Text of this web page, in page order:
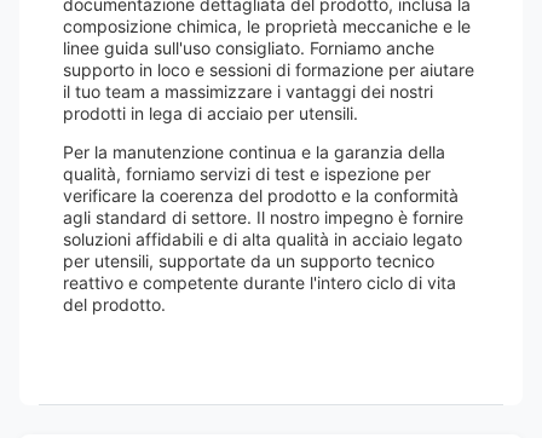
documentazione dettagliata del prodotto, inclusa la
composizione chimica, le proprietà meccaniche e le
linee guida sull'uso consigliato. Forniamo anche
supporto in loco e sessioni di formazione per aiutare
il tuo team a massimizzare i vantaggi dei nostri
prodotti in lega di acciaio per utensili.
Per la manutenzione continua e la garanzia della
qualità, forniamo servizi di test e ispezione per
verificare la coerenza del prodotto e la conformità
agli standard di settore. Il nostro impegno è fornire
soluzioni affidabili e di alta qualità in acciaio legato
per utensili, supportate da un supporto tecnico
reattivo e competente durante l'intero ciclo di vita
del prodotto.